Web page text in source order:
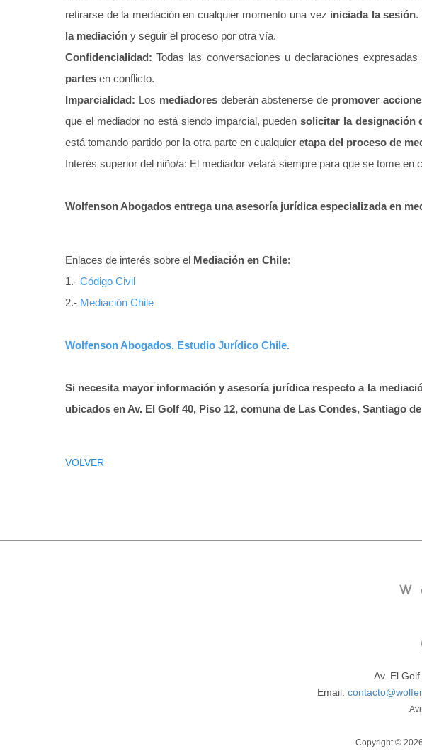
retirarse de la mediación en cualquier momento una vez iniciada la sesión.
la mediación y seguir el proceso por otra vía.
Confidencialidad:Todas las conversaciones u declaraciones
partes en conflicto.
Imparcialidad: Los mediadoresdeberán abstenerse de promover
que el mediador no está siendo imparcial, pueden solicitar la designación
está tomando partido por la otra parte en cualquier etapa del proceso de
Interés superior del niño/a: El mediador velará siempre para que se tome en
Wolfenson Abogados entrega una asesoría jurídica especializada en
Enlaces de interés sobre el Mediación en Chile:
1.- Código Civil
2.- Mediación Chile
Wolfenson Abogados. Estudio Jurídico Chile.
Si necesita mayor información y asesoría jurídica respecto a la
ubicados en Av. El Golf 40, Piso 12, comuna de Las Condes, Santiago
VOLVER
Av. El
Email.
Copyright ©